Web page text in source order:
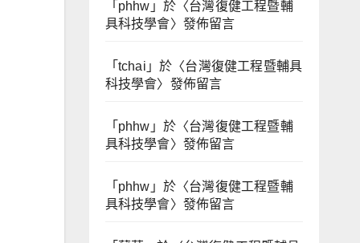
「 phhw 」於〈台灣復健工程暨輔
具科技學會〉發佈留言
「 tchai 」於〈台灣復健工程暨輔具
科技學會〉發佈留言
「 phhw 」於〈台灣復健工程暨輔
具科技學會〉發佈留言
「 phhw 」於〈台灣復健工程暨輔
具科技學會〉發佈留言